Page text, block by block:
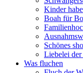
Kinder
Boah für
Schönes
Liebelei der
Was fluchen